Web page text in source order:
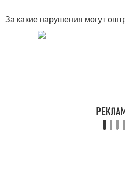
За какие нарушения могут